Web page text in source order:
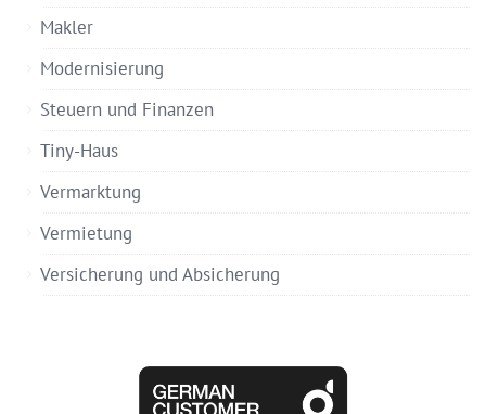
Makler
Modernisierung
Steuern und Finanzen
Tiny-Haus
Vermarktung
Vermietung
Versicherung und Absicherung